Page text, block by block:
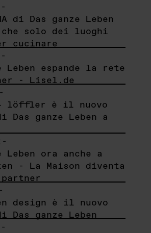
di Das ganze Leben
solo dei luoghi
cucinare
Leben espande la rete
- Lisel.de
+ löffler è il nuovo
Das ganze Leben a
-
Leben ora anche a
- La Maison diventa
design è il nuovo
Das ganze Leben